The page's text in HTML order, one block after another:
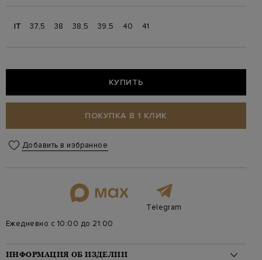
IT 37,5 38 38,5 39,5 40 41
КУПИТЬ
ПОКУПКА В 1 КЛИК
Добавить в избранное
Telegram
Ежедневно с 10:00 до 21:00
ИНФОРМАЦИЯ ОБ ИЗДЕЛИИ